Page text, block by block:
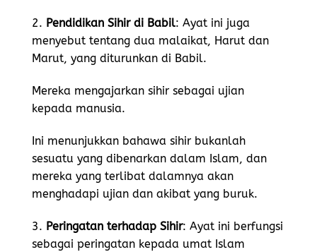
2. Pendidikan Sihir di Babil: Ayat ini juga
menyebut tentang dua malaikat, Harut dan
Marut, yang diturunkan di Babil.
Mereka mengajarkan sihir sebagai ujian
kepada manusia.
Ini menunjukkan bahawa sihir bukanlah
sesuatu yang dibenarkan dalam Islam, dan
mereka yang terlibat dalamnya akan
menghadapi ujian dan akibat yang buruk.
3. Peringatan terhadap Sihir: Ayat ini berfungsi
sebagai peringatan kepada umat Islam